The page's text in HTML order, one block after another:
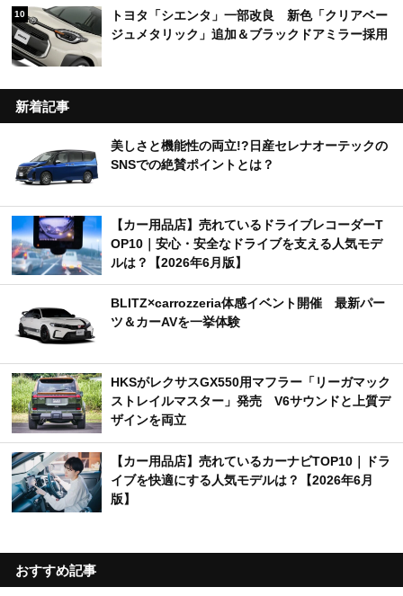
10
トヨタ「シエンタ」一部改良 新色「クリアベー
ジュメタリック」追加＆ブラックドアミラー採用
新着記事
美しさと機能性の両立!?日産セレナオーテックの
SNSでの絶賛ポイントとは？
【カー用品店】売れているドライブレコーダーT
OP10｜安心・安全なドライブを支える人気モデ
ルは？【2026年6月版】
BLITZ×carrozzeria体感イベント開催 最新パー
ツ＆カーAVを一挙体験
HKSがレクサスGX550用マフラー「リーガマック
ストレイルマスター」発売 V6サウンドと上質デ
ザインを両立
【カー用品店】売れているカーナビTOP10｜ドラ
イブを快適にする人気モデルは？【2026年6月
版】
おすすめ記事